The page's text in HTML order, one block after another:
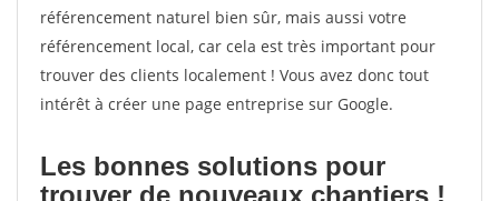
référencement naturel bien sûr, mais aussi votre
référencement local, car cela est très important pour
trouver des clients localement ! Vous avez donc tout
intérêt à créer une page entreprise sur Google.
Les bonnes solutions pour
trouver de nouveaux chantiers !